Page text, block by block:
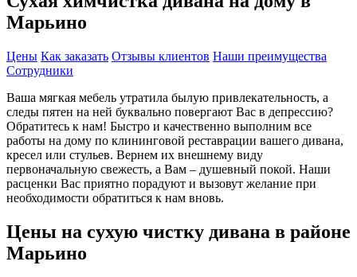
Марьино
Цены Как заказать Отзывы клиентов Наши преимущества
Сотрудники
Ваша мягкая мебель утратила былую привлекательность, а
следы пятен на ней буквально повергают Вас в депрессию?
Обратитесь к нам! Быстро и качественно выполним все
работы на дому по клининговой реставрации вашего дивана,
кресел или стульев. Вернем их внешнему виду
первоначальную свежесть, а Вам – душевный покой. Наши
расценки Вас приятно порадуют и вызовут желание при
необходимости обратиться к нам вновь.
Цены на сухую чистку дивана в районе
Марьино